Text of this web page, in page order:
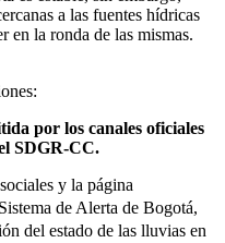
a las fuentes hídricas
en la ronda de las mismas.
por los canales oficiales
SDGR-CC.
y la página
de Alerta de Bogotá,
del estado de las lluvias en